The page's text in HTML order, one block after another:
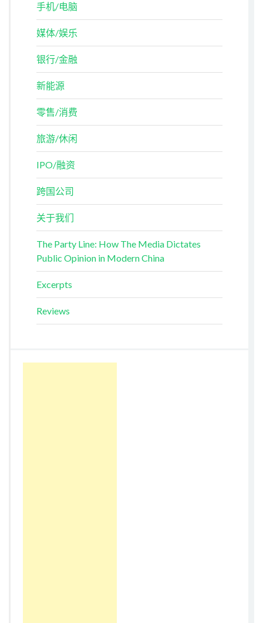
手机/电脑
媒体/娱乐
银行/金融
新能源
零售/消费
旅游/休闲
IPO/融资
跨国公司
关于我们
The Party Line: How The Media Dictates
Public Opinion in Modern China
Excerpts
Reviews